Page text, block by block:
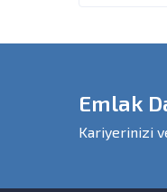
Emlak
Kariyerinizi